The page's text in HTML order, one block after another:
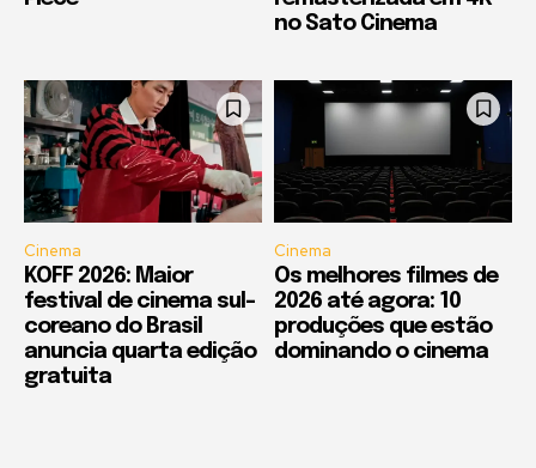
no Sato Cinema
Cinema
KOFF 2026: Maior
festival de cinema sul-
coreano do Brasil
anuncia quarta edição
gratuita
Cinema
Os melhores filmes de
2026 até agora: 10
produções que estão
dominando o cinema